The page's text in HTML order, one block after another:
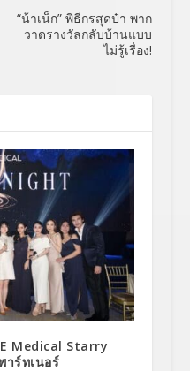
“น้าเน็ก” พิธีกรสุดป๋า พาก
วาดรางวัลกลับบ้านแบบ
ไม่รู้เรื่อง!
Medical Starry
ร์ทเนอร์